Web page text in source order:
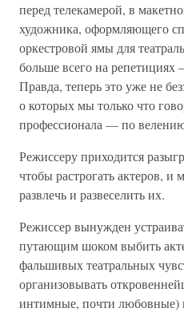
перед телекамерой, в
художника, оформляющего
оркестровой ямы для
больше всего на репетициях
Правда, теперь это уже не
о которых мы только что
профессионала — по
Режиссеру приходится
чтобы растрогать актеров,
развлечь и развеселить их.
Режиссер вынужден
путающим шоком выбить
фальшивых театральных
организовывать
интимные, почти любовные)